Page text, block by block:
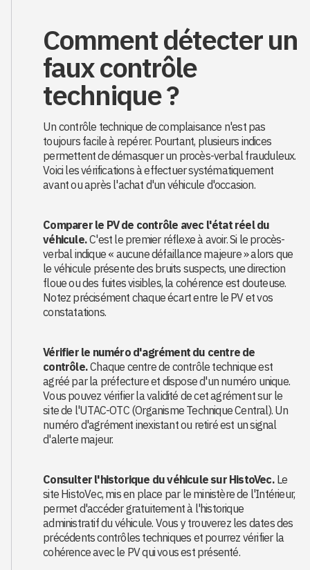
Comment détecter un
faux contrôle
technique ?
Un contrôle technique de complaisance n'est pas
toujours facile à repérer. Pourtant, plusieurs indices
permettent de démasquer un procès-verbal frauduleux.
Voici les vérifications à effectuer systématiquement
avant ou après l'achat d'un véhicule d'occasion.
Comparer le PV de contrôle avec l'état réel du
véhicule.C'est le premier réflexe à avoir. Si le procès-
verbal indique « aucune défaillance majeure » alors que
le véhicule présente des bruits suspects, une direction
floue ou des fuites visibles, la cohérence est douteuse.
Notez précisément chaque écart entre le PV et vos
constatations.
Vérifier le numéro d'agrément du centre de
contrôle.Chaque centre de contrôle technique est
agréé par la préfecture et dispose d'un numéro unique.
Vous pouvez vérifier la validité de cet agrément sur le
site de l'UTAC-OTC (Organisme Technique Central). Un
numéro d'agrément inexistant ou retiré est un signal
d'alerte majeur.
Consulter l'historique du véhicule sur HistoVec.Le
site HistoVec, mis en place par le ministère de l'Intérieur,
permet d'accéder gratuitement à l'historique
administratif du véhicule. Vous y trouverez les dates des
précédents contrôles techniques et pourrez vérifier la
cohérence avec le PV qui vous est présenté.